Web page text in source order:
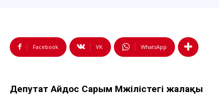
Facebook VK WhatsApp
Депутат Айдос Сарым Мәжілістегі жалақы